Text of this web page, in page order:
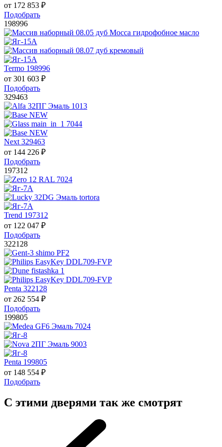
от 172 853 ₽
Подобрать
198996
Termo 198996
от 301 603 ₽
Подобрать
329463
Next 329463
от 144 226 ₽
Подобрать
197312
Trend 197312
от 122 047 ₽
Подобрать
322128
Penta 322128
от 262 554 ₽
Подобрать
199805
Penta 199805
от 148 554 ₽
Подобрать
С этими дверями так же смотрят